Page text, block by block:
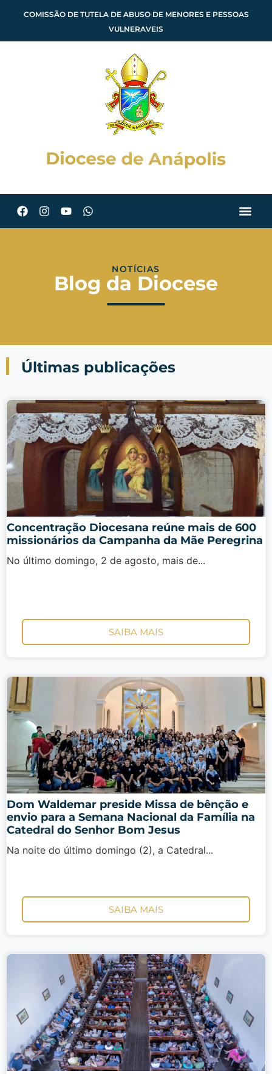
COMISSÃO DE TUTELA DE ABUSO DE MENORES E PESSOAS
VULNERAVEIS
NOTÍCIAS
Blog da Diocese
Últimas publicações
Concentração Diocesana reúne mais de 600
missionários da Campanha da Mãe Peregrina
No último domingo, 2 de agosto, mais de...
SAIBA MAIS
Dom Waldemar preside Missa de bênção e
envio para a Semana Nacional da Família na
Catedral do Senhor Bom Jesus
Na noite do último domingo (2), a Catedral...
SAIBA MAIS